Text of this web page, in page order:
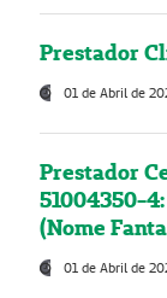
Prestador
01 de Abril de
Prestador
51004350-
(Nome
01 de Abril de